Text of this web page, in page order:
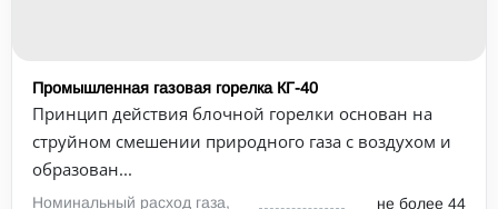
Промышленная газовая горелка КГ-40
Принцип действия блочной горелки основан на
струйном смешении природного газа с воздухом и
образован...
Номинальный расход газа,
не более 44